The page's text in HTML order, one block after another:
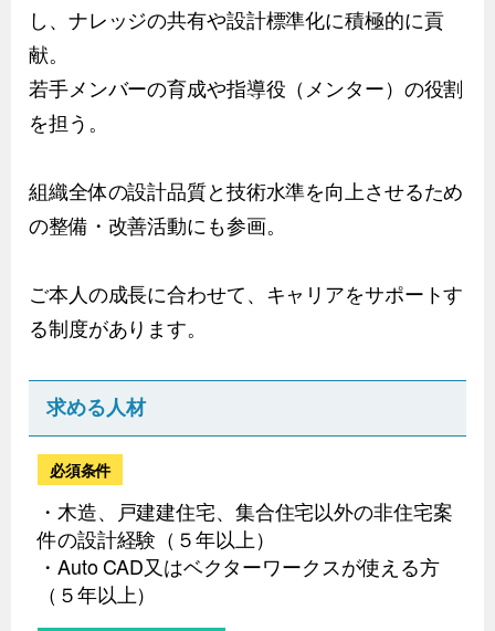
し、ナレッジの共有や設計標準化に積極的に貢
献。
若手メンバーの育成や指導役（メンター）の役割
を担う。
組織全体の設計品質と技術水準を向上させるため
の整備・改善活動にも参画。
ご本人の成長に合わせて、キャリアをサポートす
る制度があります。
求める人材
必須条件
・木造、戸建建住宅、集合住宅以外の非住宅案
件の設計経験（５年以上）
・Auto CAD又はベクターワークスが使える方
（５年以上）